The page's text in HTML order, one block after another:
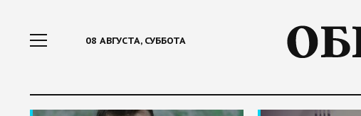
08 АВГУСТА, СУББОТА